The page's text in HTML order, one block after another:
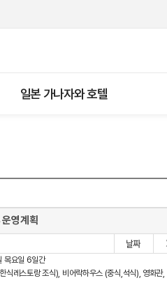
일본 가나자와 호텔
영계획
목요일 6일간
식레스토랑 조식), 비어락하우스 (중식,석식), 영화관